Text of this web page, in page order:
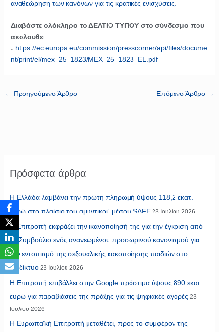
αναθεώρηση των κανόνων για τις κρατικές ενισχύσεις.
Διαβάστε ολόκληρο το ΔΕΛΤΙΟ ΤΥΠΟΥ στο σύνδεσμο που
ακολουθεί
: https://ec.europa.eu/commission/presscorner/api/files/docume
nt/print/el/mex_25_1823/MEX_25_1823_EL.pdf
← Προηγούμενο Άρθρο Επόμενο Άρθρο →
Πρόσφατα άρθρα
Η Ελλάδα λαμβάνει την πρώτη πληρωμή ύψους 118,2 εκατ.
ευρώ στο πλαίσιο του αμυντικού μέσου SAFE 23 Ιουλίου 2026
Η Επιτροπή εκφράζει την ικανοποίησή της για την έγκριση από
το Συμβούλιο ενός ανανεωμένου προσωρινού κανονισμού για
τον εντοπισμό της σεξουαλικής κακοποίησης παιδιών στο
διαδίκτυο 23 Ιουλίου 2026
Η Επιτροπή επιβάλλει στην Google πρόστιμα ύψους 890 εκατ.
ευρώ για παραβιάσεις της πράξης για τις ψηφιακές αγορές 23
Ιουλίου 2026
Η Ευρωπαϊκή Επιτροπή μεταθέτει, προς το συμφέρον της